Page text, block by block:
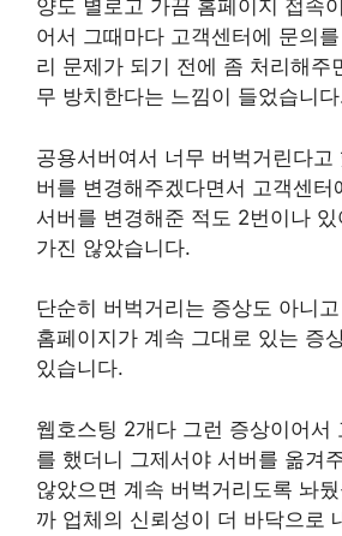
양도 별로고 가끔 홈페이지 접속
어서 그때마다 고객센터에 문의
리 문제가 되기 전에 좀 처리해주
무 방치한다는 느낌이 들었습니
공용서버여서 너무 버벅거린다고
버를 변경해주겠다면서 고객센터
서버를 변경해준 적도 2번이나
가진 않았습니다.
단순히 버벅거리는 증상도 아니
홈페이지가 계속 그대로 있는 증
있습니다.
웹호스팅 2개다 그런 증상이어서
를 했더니 그제서야 서버를 옮겨
않았으면 계속 버벅거리도록 놔
까 업체의 신뢰성이 더 바닥으로